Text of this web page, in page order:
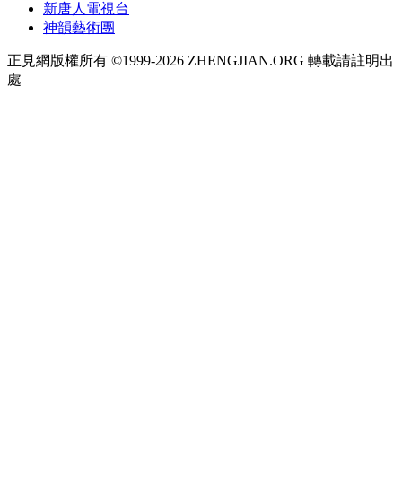
新唐人電視台
神韻藝術團
正見網版權所有 ©1999-2026 ZHENGJIAN.ORG 轉載請註明出
處